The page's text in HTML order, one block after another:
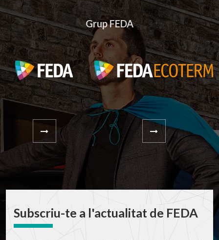
Grup FEDA
Subscriu-te a l'actualitat de FEDA